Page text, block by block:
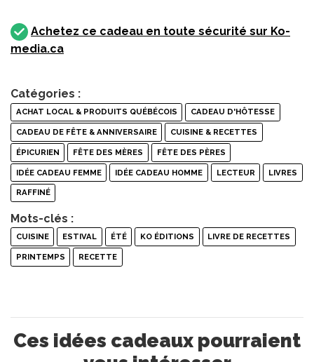
Achetez ce cadeau en toute sécurité sur Ko-
media.ca
Catégories :
ACHAT LOCAL & PRODUITS QUÉBÉCOIS CADEAU D'HÔTESSE
CADEAU DE FÊTE & ANNIVERSAIRE CUISINE & RECETTES
ÉPICURIEN FÊTE DES MÈRES FÊTE DES PÈRES
IDÉE CADEAU FEMME IDÉE CADEAU HOMME LECTEUR LIVRES
RAFFINÉ
Mots-clés :
CUISINE ESTIVAL ÉTÉ KO ÉDITIONS LIVRE DE RECETTES
PRINTEMPS RECETTE
Ces idées cadeaux pourraient